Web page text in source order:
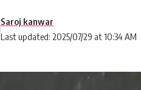
Last updated: 2025/07/29 at 10:34 AM
Saroj kanwar